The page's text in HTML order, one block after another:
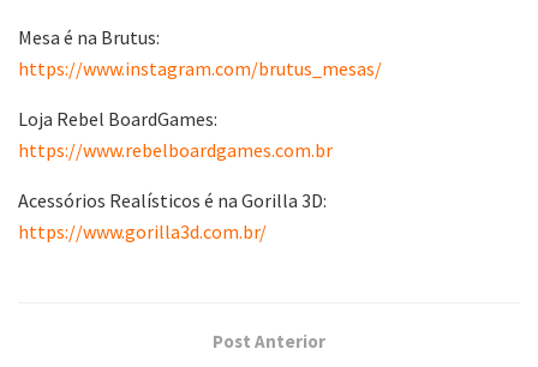
Mesa é na Brutus:
https://www.instagram.com/brutus_mesas/
Loja Rebel BoardGames:
https://www.rebelboardgames.com.br
Acessórios Realísticos é na Gorilla 3D:
https://www.gorilla3d.com.br/
Post Anterior